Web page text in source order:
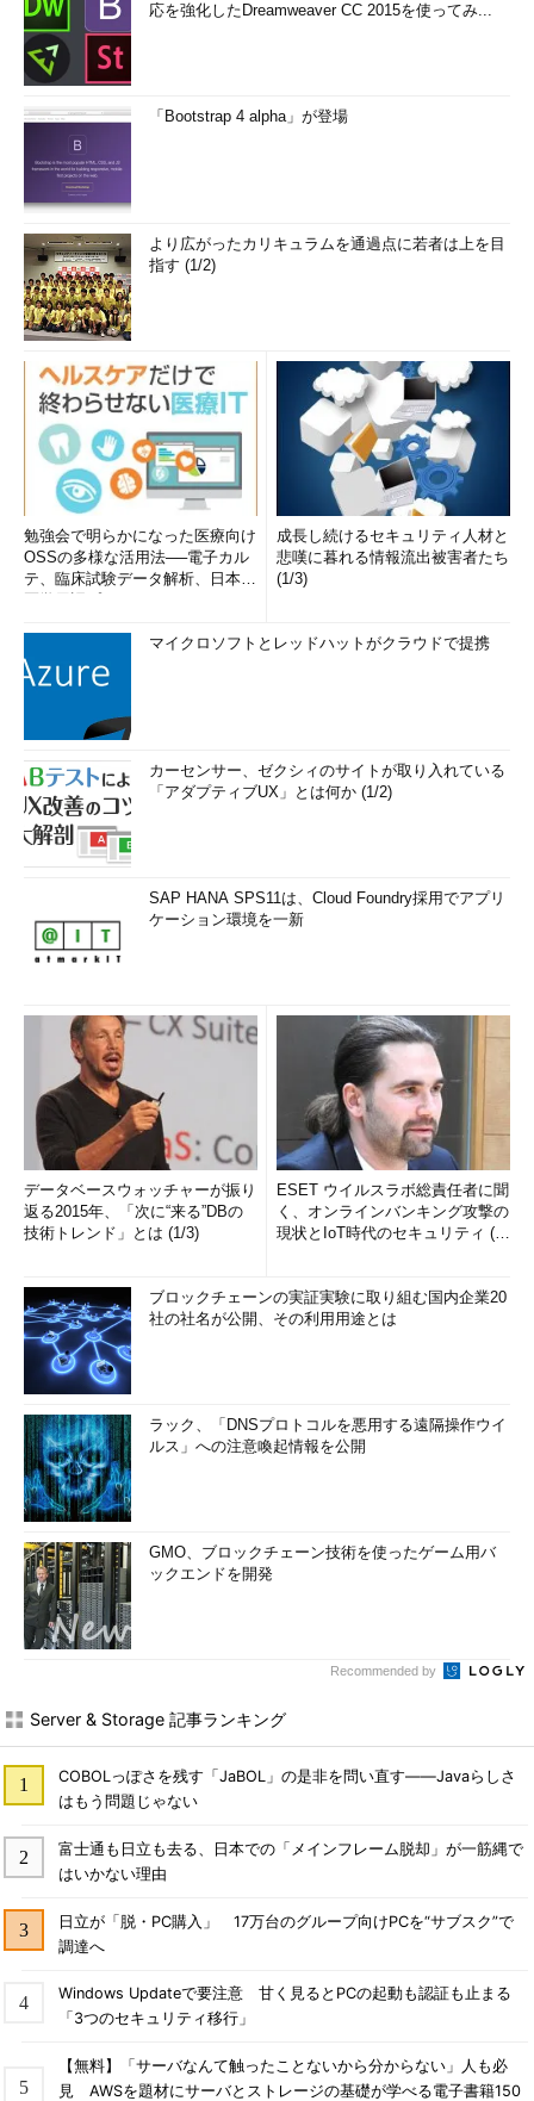
応を強化したDreamweaver CC 2015を使ってみ...
「Bootstrap 4 alpha」が登場
より広がったカリキュラムを通過点に若者は上を目
指す (1/2)
勉強会で明らかになった医療向け
OSSの多様な活用法──電子カル
テ、臨床試験データ解析、日本語
成長し続けるセキュリティ人材と
悲嘆に暮れる情報流出被害者たち
(1/3)
マイクロソフトとレッドハットがクラウドで提携
カーセンサー、ゼクシィのサイトが取り入れている
「アダプティブUX」とは何か (1/2)
SAP HANA SPS11は、Cloud Foundry採用でアプリ
ケーション環境を一新
データベースウォッチャーが振り
返る2015年、「次に“来る”DBの
技術トレンド」とは (1/3)
ESET ウイルスラボ総責任者に聞
く、オンラインバンキング攻撃の
現状とIoT時代のセキュリティ (1/
ブロックチェーンの実証実験に取り組む国内企業20
社の社名が公開、その利用用途とは
ラック、「DNSプロトコルを悪用する遠隔操作ウイ
ルス」への注意喚起情報を公開
GMO、ブロックチェーン技術を使ったゲーム用バ
ックエンドを開発
Recommended by
Server & Storage 記事ランキング
COBOLっぽさを残す「JaBOL」の是非を問い直す――Javaらしさ
はもう問題じゃない
富士通も日立も去る、日本での「メインフレーム脱却」が一筋縄で
はいかない理由
日立が「脱・PC購入」 17万台のグループ向けPCを“サブスク”で
調達へ
Windows Updateで要注意 甘く見るとPCの起動も認証も止まる
「3つのセキュリティ移行」
【無料】「サーバなんて触ったことないから分からない」人も必
見 AWSを題材にサーバとストレージの基礎が学べる電子書籍150